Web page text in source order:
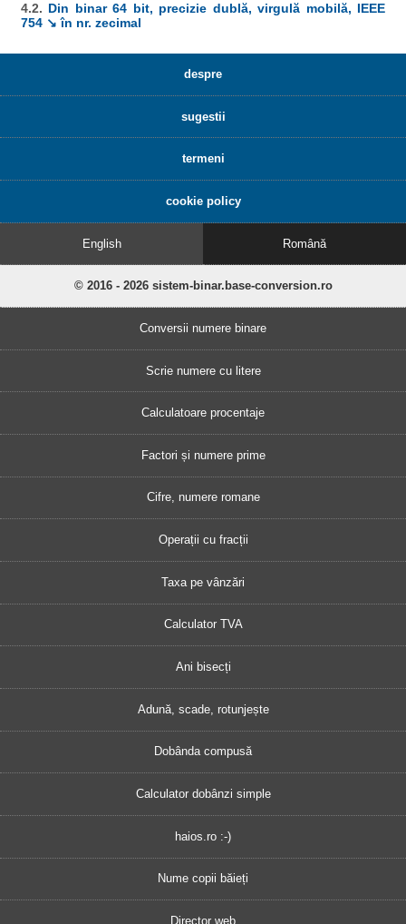
4.2. Din binar 64 bit, precizie dublă, virgulă mobilă, IEEE
754 ↘ în nr. zecimal
despre
sugestii
termeni
cookie policy
English Română
© 2016 - 2026 sistem-binar.base-conversion.ro
Conversii numere binare
Scrie numere cu litere
Calculatoare procentaje
Factori și numere prime
Cifre, numere romane
Operații cu fracții
Taxa pe vânzări
Calculator TVA
Ani bisecți
Adună, scade, rotunjește
Dobânda compusă
Calculator dobânzi simple
haios.ro :-)
Nume copii băieți
Director web